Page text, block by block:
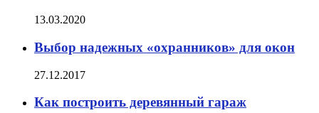
13.03.2020
Выбор надежных «охранников» для окон
27.12.2017
Как построить деревянный гараж